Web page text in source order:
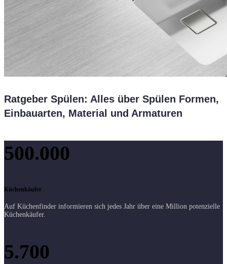
Ratgeber Spülen: Alles über Spülen Formen,
Einbauarten, Material und Armaturen
500.000
Küchenkäufer
Auf Küchenfinder informieren sich jedes Jahr über eine Million potenzielle
Küchenkäufer.
5.700